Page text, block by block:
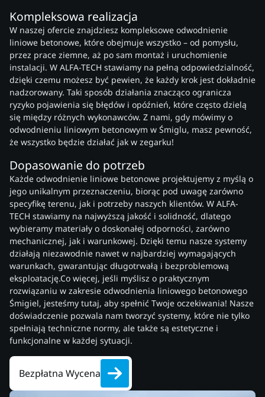
Kompleksowa realizacja
W naszej ofercie znajdziesz kompleksowe odwodnienie
liniowe betonowe, które obejmuje wszystko – od pomysłu,
przez prace ziemne, aż po sam montaż i uruchomienie
instalacji. W ALFA-TECH stawiamy na pełną odpowiedzialność,
dzięki czemu możesz być pewien, że każdy krok jest dokładnie
nadzorowany. Taki sposób działania znacząco ogranicza
ryzyko pojawienia się błędów i opóźnień, które często dzielą
się między różnych wykonawców. Z nami, gdy mówimy o
odwodnieniu liniowym betonowym w Śmiglu, masz pewność,
że wszystko będzie działać jak w zegarku!
Dopasowanie do potrzeb
Każde odwodnienie liniowe betonowe projektujemy z myślą o
jego unikalnym przeznaczeniu, biorąc pod uwagę zarówno
specyfikę terenu, jak i potrzeby naszych klientów. W ALFA-
TECH stawiamy na najwyższą jakość i solidność, dlatego
wybieramy materiały o doskonałej odporności, zarówno
mechanicznej, jak i warunkowej. Dzięki temu nasze systemy
działają niezawodnie nawet w najbardziej wymagających
warunkach, gwarantując długotrwałą i bezproblemową
eksploatację.Co więcej, jeśli myślisz o praktycznym
rozwiązaniu w zakresie odwodnienia liniowego betonowego
Śmigiel, jesteśmy tutaj, aby spełnić Twoje oczekiwania! Nasze
doświadczenie pozwala nam tworzyć systemy, które nie tylko
spełniają techniczne normy, ale także są estetyczne i
funkcjonalne w każdej sytuacji.
Bezpłatna Wycena